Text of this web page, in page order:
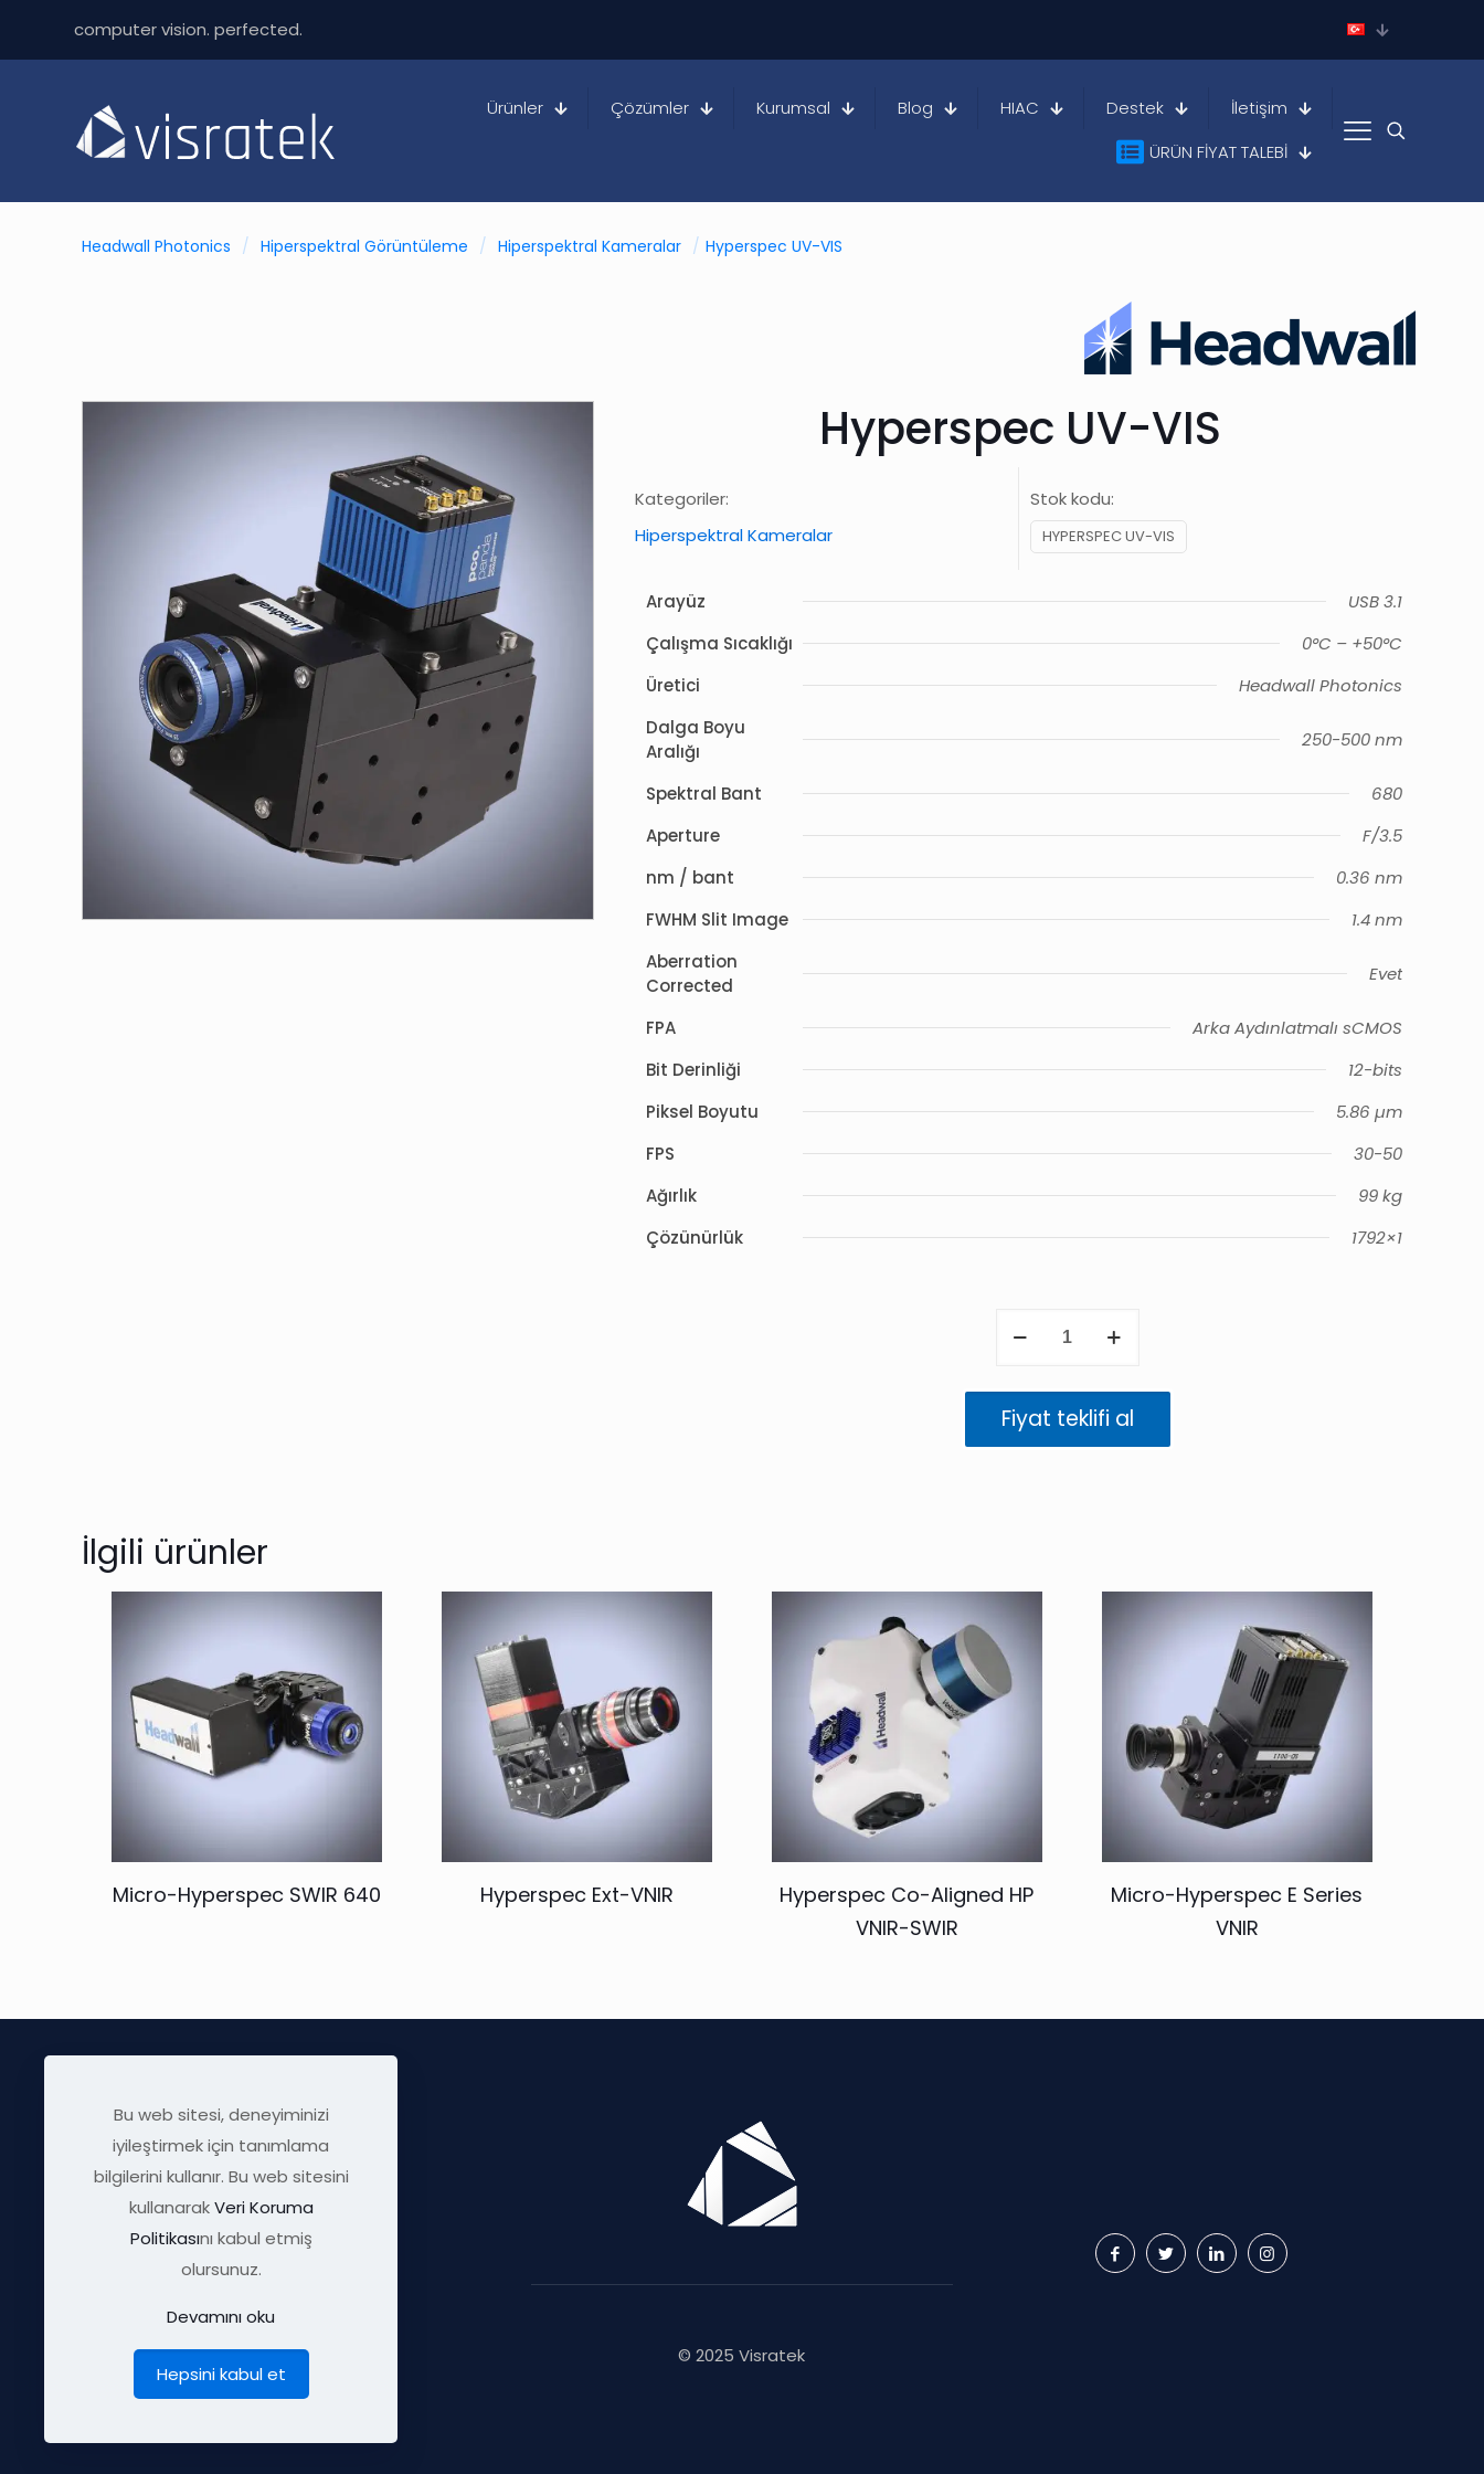
computer vision. perfected.
Ürünler Çözümler Kurumsal Blog HIAC Destek
İletişim
ÜRÜN FİYAT TALEBİ
Headwall Photonics / Hiperspektral Görüntüleme / Hiperspektral Kameralar / Hyperspec UV-VIS
Hyperspec UV-VIS
Kategoriler:
Hiperspektral Kameralar
Stok kodu:
HYPERSPEC UV-VIS
Arayüz
USB 3.1
Çalışma Sıcaklığı
0°C – +50°C
Üretici
Headwall Photonics
Dalga Boyu
Aralığı
250-500 nm
Spektral Bant
680
Aperture
F/3.5
nm / bant
0.36 nm
FWHM Slit Image
1.4 nm
Aberration
Corrected
Evet
FPA
Arka Aydınlatmalı sCMOS
Bit Derinliği
12-bits
Piksel Boyutu
5.86 µm
FPS
30-50
Ağırlık
99 kg
Çözünürlük
1792×1
adet
Fiyat teklifi al
İlgili ürünler
Micro-Hyperspec SWIR 640 Hyperspec Ext-VNIR
Hyperspec Co-Aligned HP
VNIR-SWIR
Micro-Hyperspec E Series
VNIR
info@visratek.com
© 2025 Visratek
Bu web sitesi, deneyiminizi
iyileştirmek için tanımlama
bilgilerini kullanır. Bu web sitesini
kullanarakVeri Koruma
Politikasını kabul etmiş
olursunuz.
Devamını oku
Hepsini kabul et